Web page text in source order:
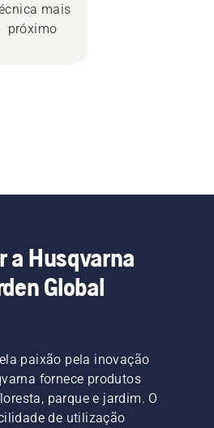
mais
próximo
a Husqvarna
Global
paixão pela inovação
fornece produtos
parque e jardim. O
de utilização